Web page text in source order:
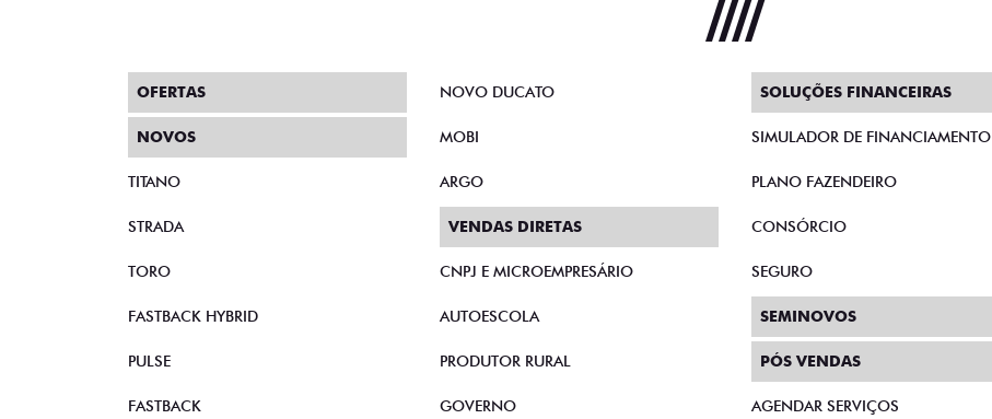
OFERTAS
NOVOS
TITANO
STRADA
TORO
FASTBACK HYBRID
PULSE
FASTBACK
NOVO DUCATO
MOBI
ARGO
VENDAS DIRETAS
CNPJ E MICROEMPRESÁRIO
AUTOESCOLA
PRODUTOR RURAL
GOVERNO
SOLUÇÕES FINANCEIRAS
SIMULADOR DE FINANCIAMENTO
PLANO FAZENDEIRO
CONSÓRCIO
SEGURO
SEMINOVOS
PÓS VENDAS
AGENDAR SERVIÇOS